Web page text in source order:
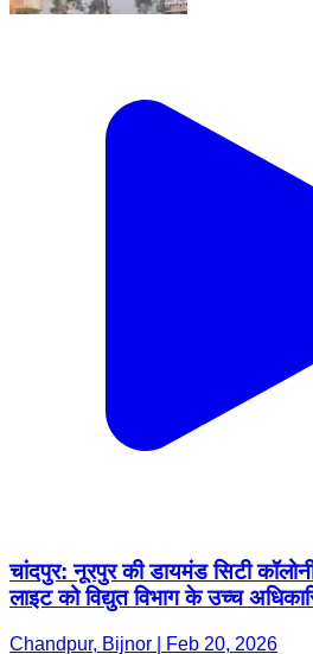
चांदपुर: नूरपुर की डायमंड सिटी
लाइट को विद्युत विभाग के उच्च
Chandpur, Bijnor | Feb 20, 2026